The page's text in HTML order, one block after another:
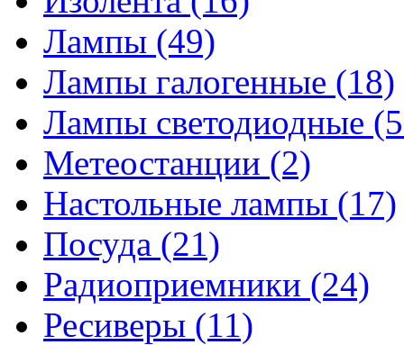
Лампы (49)
Лампы галогенные (18)
Лампы светодиодные
Метеостанции (2)
Настольные лампы (17)
Посуда (21)
Радиоприемники (24)
Ресиверы (11)